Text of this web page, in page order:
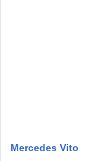
Mercedes Vito